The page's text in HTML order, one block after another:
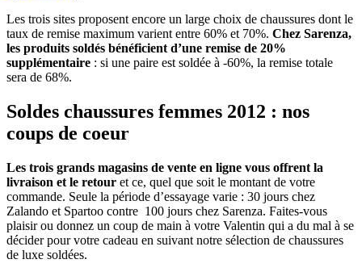
Les trois sites proposent encore un large choix de chaussures dont le
taux de remise maximum varient entre 60% et 70%. Chez Sarenza,
les produits soldés bénéficient d’une remise de 20%
supplémentaire : si une paire est soldée à -60%, la remise totale
sera de 68%.
Soldes chaussures femmes 2012 : nos
coups de coeur
Les trois grands magasins de vente en ligne vous offrent la
livraison et le retour et ce, quel que soit le montant de votre
commande. Seule la période d’essayage varie : 30 jours chez
Zalando et Spartoo contre 100 jours chez Sarenza. Faites-vous
plaisir ou donnez un coup de main à votre Valentin qui a du mal à se
décider pour votre cadeau en suivant notre sélection de chaussures
de luxe soldées.